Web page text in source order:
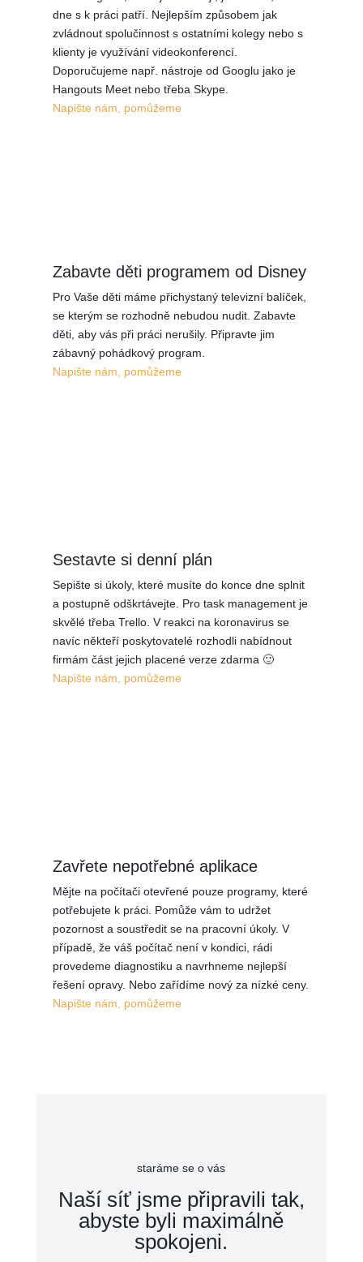
dne s k práci patří. Nejlepším způsobem jak
zvládnout spolučinnost s ostatními kolegy nebo s
klienty je využívání videokonferencí.
Doporučujeme např. nástroje od Googlu jako je
Hangouts Meet nebo třeba Skype.
Napište nám, pomůžeme
Zabavte děti programem od Disney
Pro Vaše děti máme přichystaný televizní balíček,
se kterým se rozhodně nebudou nudit. Zabavte
děti, aby vás při práci nerušily. Připravte jim
zábavný pohádkový program.
Napište nám, pomůžeme
Sestavte si denní plán
Sepište si úkoly, které musíte do konce dne splnit
a postupně odškrtávejte. Pro task management je
skvělé třeba Trello. V reakci na koronavirus se
navíc někteří poskytovatelé rozhodli nabídnout
firmám část jejich placené verze zdarma 🙂
Napište nám, pomůžeme
Zavřete nepotřebné aplikace
Mějte na počítači otevřené pouze programy, které
potřebujete k práci. Pomůže vám to udržet
pozornost a soustředit se na pracovní úkoly. V
případě, že váš počítač není v kondici, rádi
provedeme diagnostiku a navrhneme nejlepší
řešení opravy. Nebo zařídíme nový za nízké ceny.
Napište nám, pomůžeme
staráme se o vás
Naší síť jsme připravili tak,
abyste byli maximálně
spokojeni.